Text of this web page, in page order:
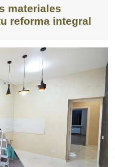
materiales
reforma integral